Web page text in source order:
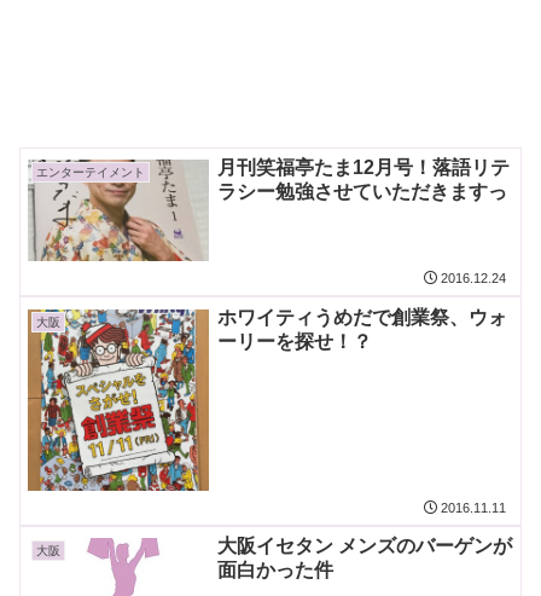
エンターテイメント
月刊笑福亭たま12月号！落語リテ
ラシー勉強させていただきますっ
2016.12.24
大阪
ホワイティうめだで創業祭、ウォ
ーリーを探せ！？
2016.11.11
大阪
大阪イセタン メンズのバーゲンが
面白かった件